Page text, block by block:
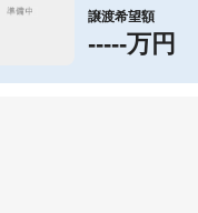
譲渡希望額
-----万円